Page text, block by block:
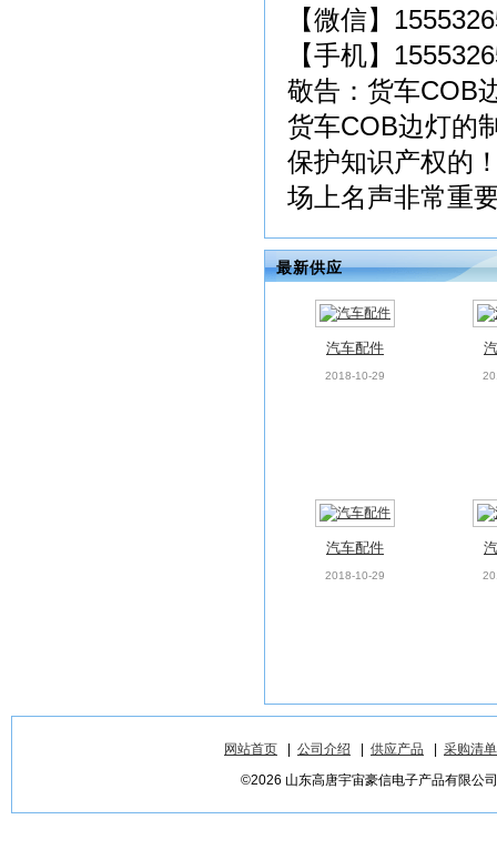
【微信】
【手机】
敬告：货车COB
货车COB边灯的
保护知识产权的
场上名声非常重
最新供应
汽车配件
2018-10-29
汽车配件
2018-10-29
网站首页 公司介绍 供应产品
采购清单
©2026 山东高唐宇宙豪信电子产品有限公